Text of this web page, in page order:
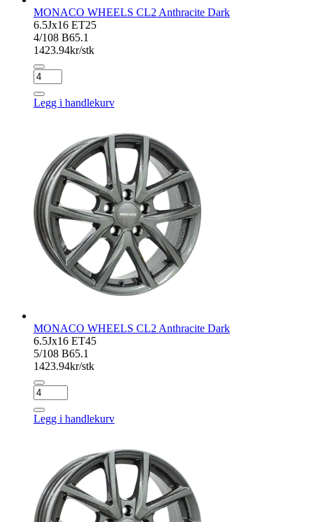
MONACO WHEELS CL2 Anthracite Dark
6.5Jx16 ET25
4/108 B65.1
1423.94kr/stk
MONACO
WHEELS
CL2
Anthracite
Legg i handlekurv
MONACO WHEELS CL2 Anthracite Dark
6.5Jx16 ET45
5/108 B65.1
1423.94kr/stk
MONACO
WHEELS
CL2
Anthracite
Legg i handlekurv